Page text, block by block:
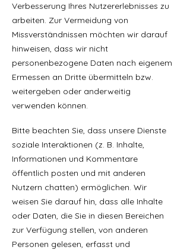
Verbesserung Ihres Nutzererlebnisses zu
arbeiten. Zur Vermeidung von
Missverständnissen möchten wir darauf
hinweisen, dass wir nicht
personenbezogene Daten nach eigenem
Ermessen an Dritte übermitteln bzw.
weitergeben oder anderweitig
verwenden können.
Bitte beachten Sie, dass unsere Dienste
soziale Interaktionen (z. B. Inhalte,
Informationen und Kommentare
öffentlich posten und mit anderen
Nutzern chatten) ermöglichen. Wir
weisen Sie darauf hin, dass alle Inhalte
oder Daten, die Sie in diesen Bereichen
zur Verfügung stellen, von anderen
Personen gelesen, erfasst und